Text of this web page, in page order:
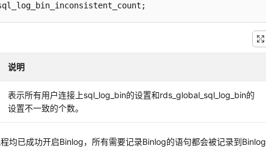
说明
表示所有用户连接上sql_log_bin的设置和rds_global_sql_log_bin的
设置不一致的个数。
均已成功开启Binlog，所有需要记录Binlog的语句都会被记录到Binlog